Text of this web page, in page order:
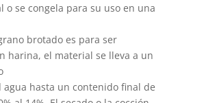
o se congela para su uso en una
brotado es para ser
harina, el material se lleva a un
hasta un contenido final de